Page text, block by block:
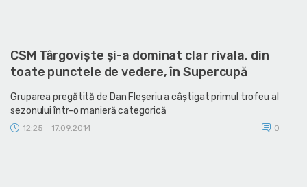
CSM Târgovişte şi-a dominat clar rivala, din
toate punctele de vedere, în Supercupă
Gruparea pregătită de Dan Fleşeriu a câştigat primul trofeu al
sezonului într-o manieră categorică
12:25 17.09.2014 0